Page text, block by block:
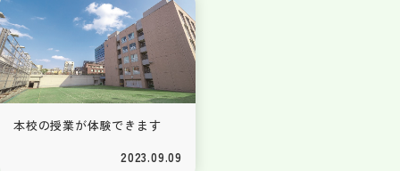
本校の授業が体験できます
2023.09.09